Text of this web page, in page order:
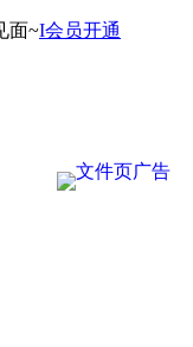
面~I会员开通